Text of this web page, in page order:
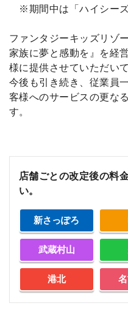
※期間中は「ハイシーズ
ファンタジーキッズリゾ
家族に夢と感動を』を経
様に提供させていただい
今後も引き続き、従業員
客様へのサービスの更な
す。
店舗ごとの改定後の料
い。
新さっぽろ
武蔵村山
港北